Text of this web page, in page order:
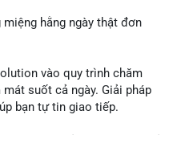
hằng ngày thật đơn
vào quy trình chăm
suốt cả ngày. Giải pháp
bạn tự tin giao tiếp.